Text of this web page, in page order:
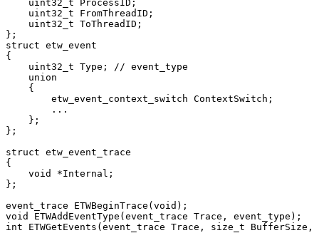
    uint32_t ProcessID;
    uint32_t FromThreadID;
    uint32_t ToThreadID;
};
struct etw_event
{
    uint32_t Type; // event_type
    union
    {
        etw_event_context_switch ContextSwitch;
        ...
    };
};
struct etw_event_trace
{
    void *Internal;
};
event_trace ETWBeginTrace(void);
void ETWAddEventType(event_trace Trace, event_type);
int ETWGetEvents(event_trace Trace, size_t